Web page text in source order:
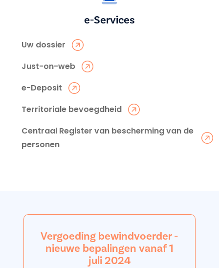
e-Services
Uw dossier
Just-on-web
e-Deposit
Territoriale bevoegdheid
Centraal Register van bescherming van de
personen
Vergoeding bewindvoerder -
nieuwe bepalingen vanaf 1
juli 2024